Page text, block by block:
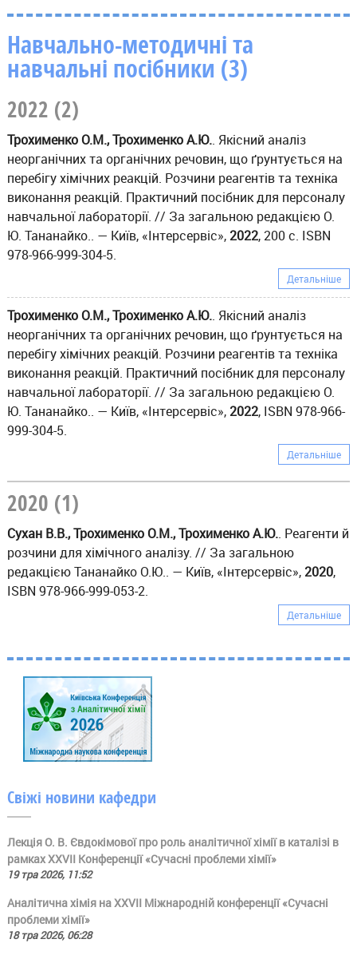
Навчально-методичні та
навчальні посібники (3)
2022 (2)
Трохименко О.М., Трохименко А.Ю.. Якісний аналіз
неорганічних та органічних речовин, що ґрунтується на
перебігу хімічних реакцій. Розчини реагентів та техніка
виконання реакцій. Практичний посібник для персоналу
навчальної лабораторії. // За загальною редакцією О.
Ю. Тананайко.. — Київ, «Інтерсервіс», 2022, 200 с. ISBN
978-966-999-304-5.
Детальніше
Трохименко О.М., Трохименко А.Ю.. Якісний аналіз
неорганічних та органічних речовин, що ґрунтується на
перебігу хімічних реакцій. Розчини реагентів та техніка
виконання реакцій. Практичний посібник для персоналу
навчальної лабораторії. // За загальною редакцією О.
Ю. Тананайко.. — Київ, «Інтерсервіс», 2022, ISBN 978-966-
999-304-5.
Детальніше
2020 (1)
Сухан В.В., Трохименко О.М., Трохименко А.Ю.. Реагенти й
розчини для хімічного аналізу. // За загальною
редакцією Тананайко О.Ю.. — Київ, «Інтерсервіс», 2020,
ISBN 978-966-999-053-2.
Детальніше
Свіжі новини кафедри
Лекція О. В. Євдокімової про роль аналітичної хімії в каталізі в
рамках ХХVII Конференції «Сучасні проблеми хімії»
19 тра 2026, 11:52
Аналітична хімія на ХХVII Міжнародній конференції «Сучасні
проблеми хімії»
18 тра 2026, 06:28